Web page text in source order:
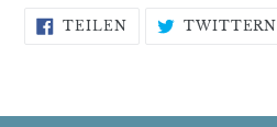
TEILENAUF
FACEBOOK
TWITTERN